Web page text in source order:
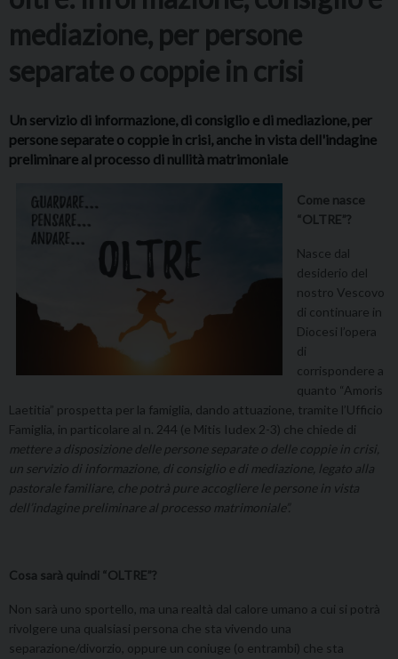
mediazione, per persone
separate o coppie in crisi
Un servizio di informazione, di consiglio e di mediazione, per
persone separate o coppie in crisi, anche in vista dell'indagine
preliminare al processo di nullità matrimoniale
Come nasce
“OLTRE”?
Nasce dal
desiderio del
nostro Vescovo
di continuare in
Diocesi l’opera
di
corrispondere a
quanto “Amoris
Laetitia” prospetta per la famiglia, dando attuazione, tramite l’Ufficio
Famiglia, in particolare al n. 244 (e Mitis Iudex 2-3) che chiede di
mettere a disposizione delle persone separate o delle coppie in crisi,
un servizio di informazione, di consiglio e di mediazione, legato alla
pastorale familiare, che potrà pure accogliere le persone in vista
dell’indagine preliminare al processo matrimoniale”.
Cosa sarà quindi “OLTRE”?
Non sarà uno sportello, ma una realtà dal calore umano a cui si potrà
rivolgere una qualsiasi persona che sta vivendo una
separazione/divorzio, oppure un coniuge (o entrambi) che sta